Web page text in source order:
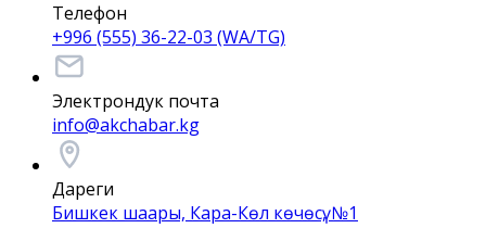
Телефон
+996 (555) 36-22-03 (WA/TG)
Электрондук почта
info@akchabar.kg
Дареги
Бишкек шаары, Кара-Көл көчөсү, №1